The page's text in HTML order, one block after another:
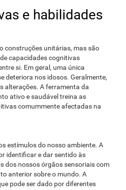
e habilidades
construções unitárias, mas são
capacidades cognitivas
si. Em geral, uma única
deteriora nos idosos. Geralmente,
alterações. A ferramenta da
ativo e saudável treina as
comummente afectadas na
estímulos do nosso ambiente. A
identificar e dar sentido às
dos nossos órgãos sensoriais com
anterior sobre o mundo. A
pode ser dado por diferentes